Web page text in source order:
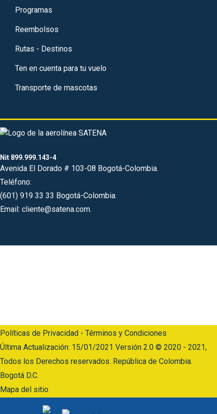
Programas
Reembolsos
Rutas - Destinos
Ten en cuenta para tu vuelo
Transporte de mascotas
Nit 899.999.143-4
Avenida El Dorado # 103-08 Bogotá-Colombia.
Teléfono:
(601) 919 33 33 Bogotá-Colombia.
Email: cliente@satena.com.
Políticas de Privacidad - Términos y Condiciones
Última Actualización: 15/01/2021 Versión 2.0 © 2020 - 2021,
Todos los Derechos reservados. República de Colombia.
Bogotá D.C.
Mapa del sitio